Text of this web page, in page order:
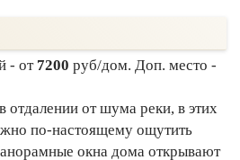
- от 7200 руб/дом. Доп. место -
отдалении от шума реки, в этих
по-настоящему ощутить
окна дома открывают